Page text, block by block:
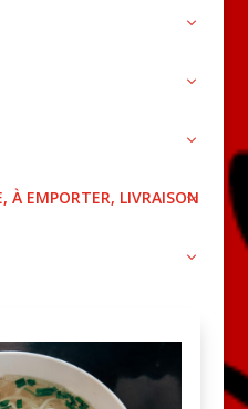
À EMPORTER, LIVRAISON